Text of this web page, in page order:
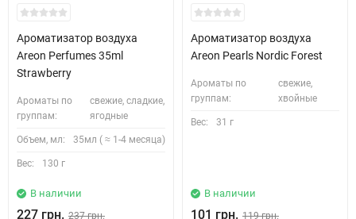
Ароматизатор воздуха
Areon Perfumes 35ml
Strawberry
Ароматы по
группам:
свежие, сладкие,
ягодные
Объем, мл: 35мл ( ≈ 1-4 месяца)
Вес: 130 г
В наличии
227 грн. 237 грн.
Ароматизатор воздуха
Areon Pearls Nordic Forest
Ароматы по
группам:
свежие,
хвойные
Вес: 31 г
В наличии
101 грн. 119 грн.